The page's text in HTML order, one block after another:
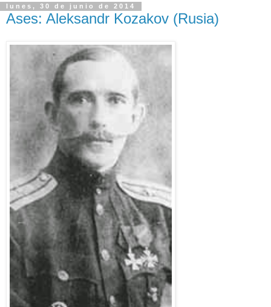
lunes, 30 de junio de 2014
Ases: Aleksandr Kozakov (Rusia)